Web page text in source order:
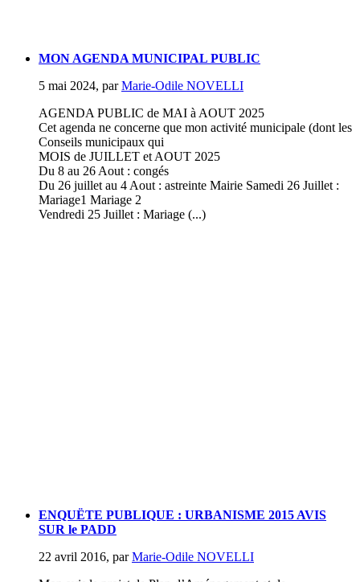
MON AGENDA MUNICIPAL PUBLIC
5 mai 2024, parMarie-Odile NOVELLI
AGENDA PUBLIC de MAI à AOUT 2025
Cet agenda ne concerne que mon activité municipale (dont les
Conseils municipaux qui
MOIS de JUILLET et AOUT 2025
Du 8 au 26 Aout : congés
Du 26 juillet au 4 Aout : astreinte Mairie Samedi 26 Juillet :
Mariage1 Mariage 2
Vendredi 25 Juillet : Mariage (...)
ENQUËTE PUBLIQUE : URBANISME 2015 AVIS
SUR le PADD
22 avril 2016, parMarie-Odile NOVELLI